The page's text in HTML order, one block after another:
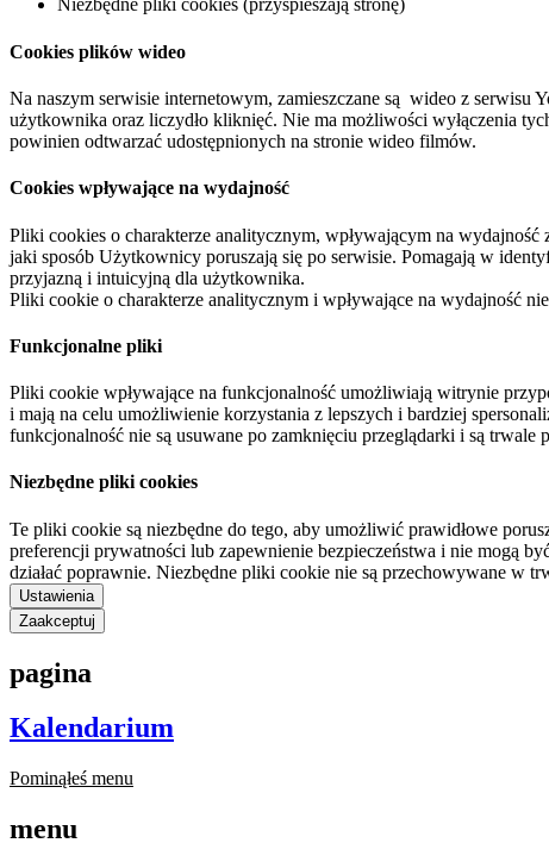
Niezbędne pliki cookies (przyspieszają stronę)
Cookies plików wideo
Na naszym serwisie internetowym, zamieszczane są wideo z serwisu
użytkownika oraz liczydło kliknięć. Nie ma możliwości wyłączenia
powinien odtwarzać udostępnionych na stronie wideo filmów.
Cookies wpływające na wydajność
Pliki cookies o charakterze analitycznym, wpływającym na
jaki sposób Użytkownicy poruszają się po serwisie. Pomagają w
przyjazną i intuicyjną dla użytkownika.
Pliki cookie o charakterze analitycznym i wpływające na wydajność
Funkcjonalne pliki
Pliki cookie wpływające na funkcjonalność umożliwiają witrynie
i mają na celu umożliwienie korzystania z lepszych i bardziej
funkcjonalność nie są usuwane po zamknięciu przeglądarki i są
Niezbędne pliki cookies
Te pliki cookie są niezbędne do tego, aby umożliwić prawidłowe
preferencji prywatności lub zapewnienie bezpieczeństwa i nie mogą
działać poprawnie. Niezbędne pliki cookie nie są przechowywane w
Ustawienia
Zaakceptuj
pagina
Kalendarium
Pominąłeś menu
menu